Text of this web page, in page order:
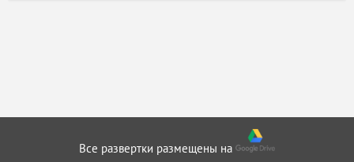
Все развертки размещены на